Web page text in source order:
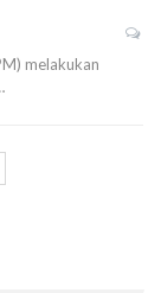
melakukan